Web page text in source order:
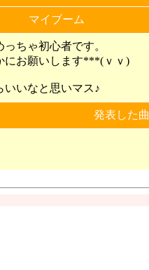
マイブーム
ちゃ初心者です。
にお願いします***(ｖｖ)
いいなと思いマス♪
発表した曲